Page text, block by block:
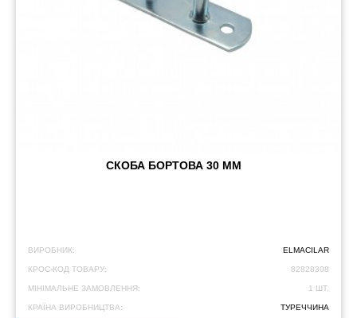
СКОБА БОРТОВА 30 ММ
ВИРОБНИК: ELMACILAR
КРОС-КОД ТОВАРУ: 82828308
МІНІМАЛЬНЕ ЗАМОВЛЕННЯ: 1 ШТ.
КРАЇНА ВИРОБНИЦТВА: ТУРЕЧЧИНА